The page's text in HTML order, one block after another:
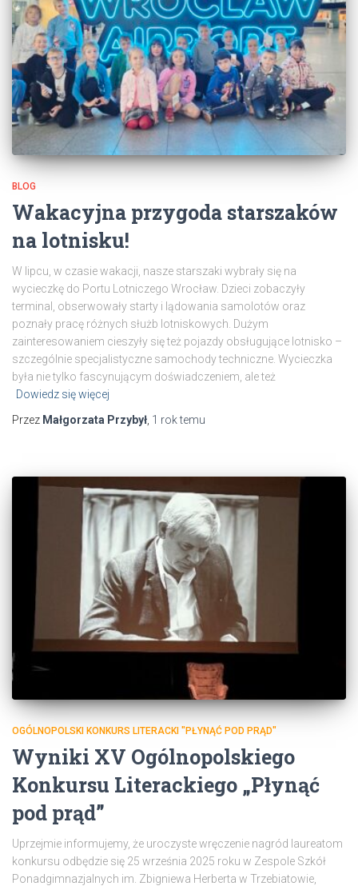
BLOG
Wakacyjna przygoda starszaków
na lotnisku!
W lipcu, w czasie wakacji, nasze starszaki wybrały się na
wycieczkę do Portu Lotniczego Wrocław. Dzieci zobaczyły
terminal, obserwowały starty i lądowania samolotów oraz
poznały pracę różnych służb lotniskowych. Dużym
zainteresowaniem cieszyły się też pojazdy obsługujące lotnisko –
szczególnie specjalistyczne samochody techniczne. Wycieczka
była nie tylko fascynującym doświadczeniem, ale też
Dowiedz się więcej
Przez Małgorzata Przybył 1 roktemu
OGÓLNOPOLSKI KONKURS LITERACKI "PŁYNĄĆ POD PRĄD"
Wyniki XV Ogólnopolskiego
Konkursu Literackiego „Płynąć
pod prąd”
Uprzejmie informujemy, że uroczyste wręczenie nagród laureatom
konkursu odbędzie się 25 września 2025 roku w Zespole Szkół
Ponadgimnazjalnych im. Zbigniewa Herberta w Trzebiatowie,